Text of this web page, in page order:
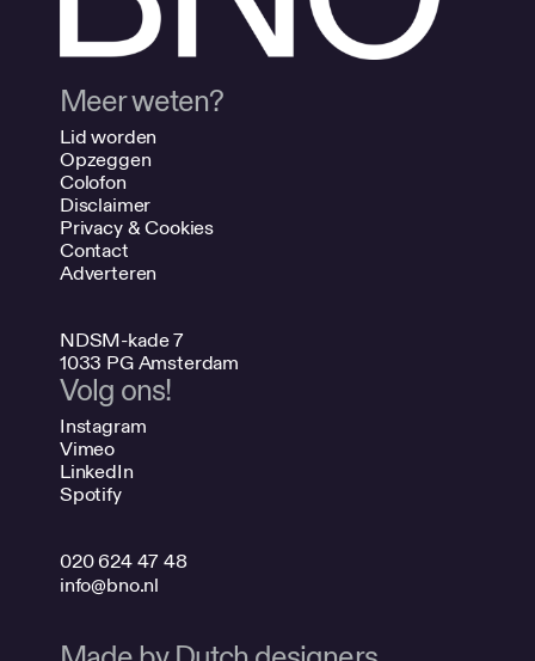
Meer weten?
Lid worden
Opzeggen
Colofon
Disclaimer
Privacy & Cookies
Contact
Adverteren
NDSM-kade 7
1033 PG Amsterdam
Volg ons!
Instagram
Vimeo
LinkedIn
Spotify
020 624 47 48
info@bno.nl